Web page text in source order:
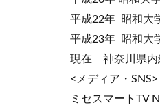
平成22年 昭和大
平成23年 昭和大
現在 神奈川県内
<メディア・SNS>
ミセスマートTV